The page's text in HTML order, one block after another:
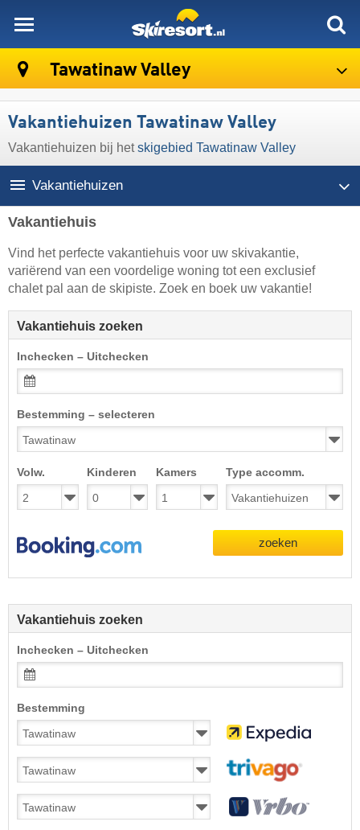
Tawatinaw Valley
Vakantiehuizen Tawatinaw Valley
Vakantiehuizen bij hetskigebied Tawatinaw Valley
Vakantiehuizen
Vakantiehuis
Vind het perfecte vakantiehuis voor uw skivakantie,
variërend van een voordelige woning tot een exclusief
chalet pal aan de skipiste. Zoek en boek uw vakantie!
Vakantiehuis zoeken
Inchecken – Uitchecken
Bestemming – selecteren
Volw. Kinderen Kamers Type accomm.
zoeken
Vakantiehuis zoeken
Inchecken – Uitchecken
Bestemming